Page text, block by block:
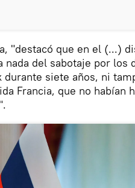
"destacó que en el (...)
nada del sabotaje por los
durante siete años, ni
Francia, que no habían